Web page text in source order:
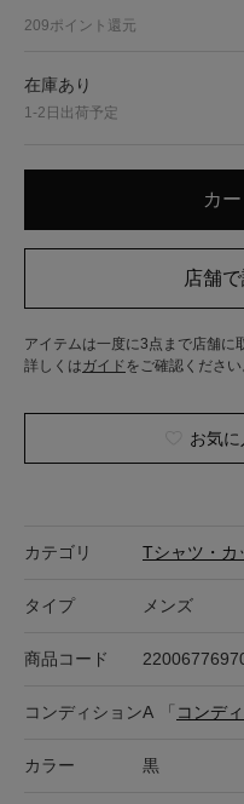
209ポイント還元
在庫あり
1-2日出荷予定
アイテムは一度に3点まで店舗に
詳しくはガイド をご確認ください
お気
カテゴリ Tシャツ・カ
タイプ メンズ
商品コード
コンディションA 「 コンデ
カラー 黒